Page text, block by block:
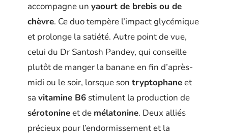
accompagne un yaourt de brebis ou de
chèvre. Ce duo tempère l’impact glycémique
et prolonge la satiété. Autre point de vue,
celui du Dr Santosh Pandey, qui conseille
plutôt de manger la banane en fin d’après-
midi ou le soir, lorsque son tryptophaneet
sa vitamine B6 stimulent la production de
sérotonineet de mélatonine. Deux alliés
précieux pour l’endormissement et la